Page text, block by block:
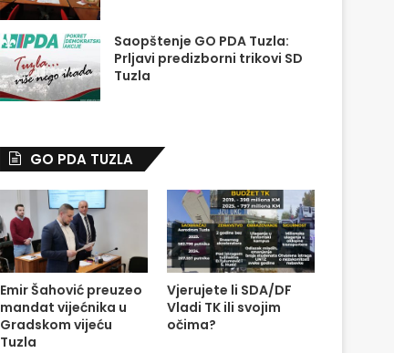
Saopštenje GO PDA Tuzla:
Prljavi predizborni trikovi SD
Tuzla
GO PDA TUZLA
Emir Šahović preuzeo
mandat vijećnika u
Gradskom vijeću
Tuzla
Vjerujete li SDA/DF
Vladi TK ili svojim
očima?